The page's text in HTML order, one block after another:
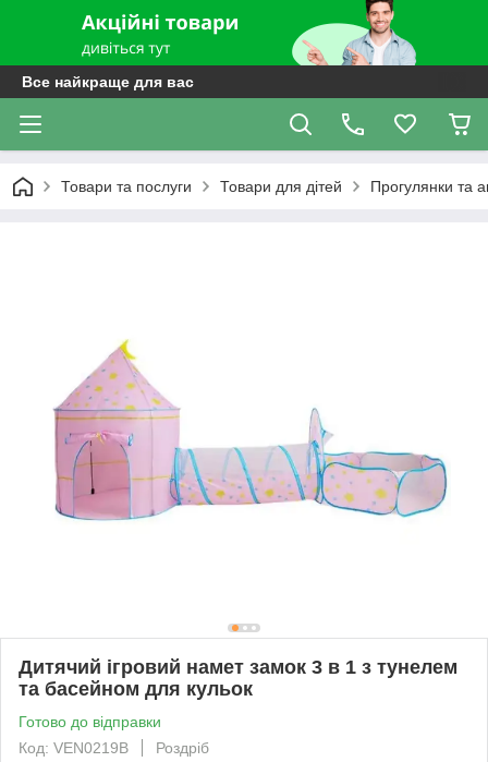
Все найкраще для вас
Товари та послуги Товари для дітей Прогулянки та
Дитячий ігровий намет замок 3 в 1 з тунелем
та басейном для кульок
Готово до відправки
Код: VEN0219В
Роздріб